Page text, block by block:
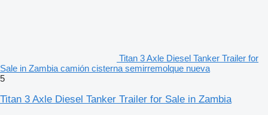
Titan 3 Axle Diesel Tanker Trailer for
Sale in Zambia camión cisterna semirremolque nueva
5
Titan 3 Axle Diesel Tanker Trailer for Sale in Zambia